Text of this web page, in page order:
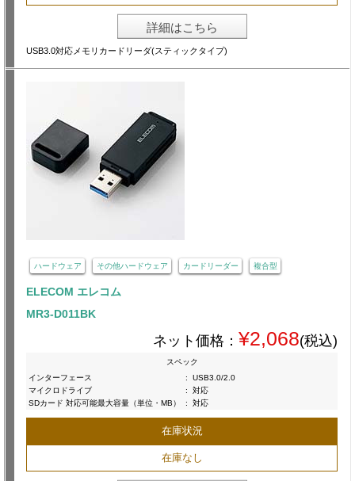
詳細はこちら
USB3.0対応メモリカードリーダ(スティックタイプ)
ハードウェア その他ハードウェア カードリーダー 複合型
ELECOM エレコム
MR3-D011BK
ネット価格： ¥2,068(税込)
スペック
インターフェース
:
USB3.0/2.0
マイクロドライブ
:
対応
SDカード 対応可能最大容量（単位・MB）
: 対応
在庫状況
在庫なし